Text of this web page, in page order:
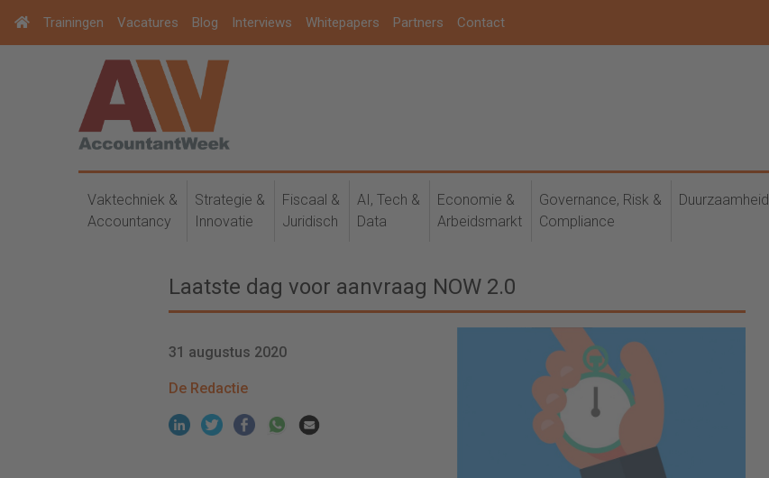
Trainingen Vacatures Blog Interviews Whitepapers Partners Contact
Vaktechniek &
Accountancy
Strategie &
Innovatie
Fiscaal &
Juridisch
AI, Tech &
Data
Economie &
Arbeidsmarkt
Governance, Risk &
Compliance
Duurzaamheid
Laatste dag voor aanvraag NOW 2.0
31 augustus 2020
De Redactie